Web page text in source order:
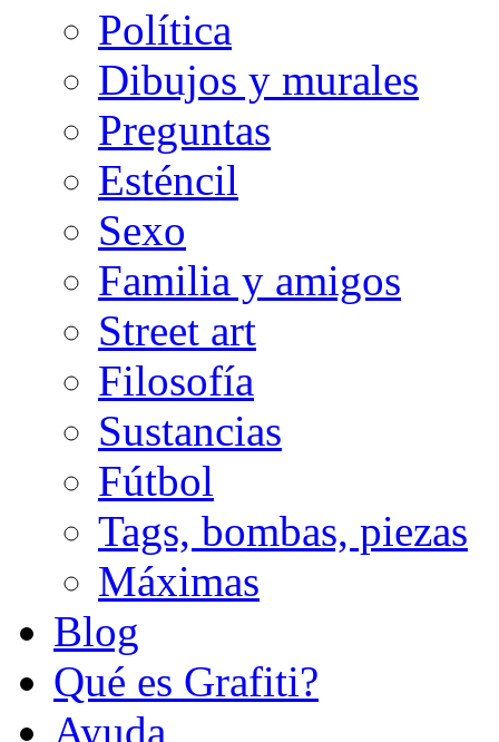
Política
Dibujos y murales
Preguntas
Esténcil
Sexo
Familia y amigos
Street art
Filosofía
Sustancias
Fútbol
Tags, bombas, piezas
Máximas
Blog
Qué es Grafiti?
Ayuda